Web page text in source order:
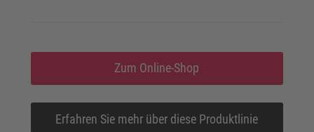
Zum Online-Shop
Erfahren Sie mehr über diese Produktlinie